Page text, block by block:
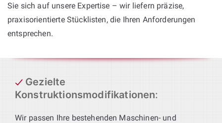
Sie sich auf unsere Expertise – wir liefern präzise,
praxisorientierte Stücklisten, die Ihren Anforderungen
entsprechen.
Gezielte
Konstruktionsmodifikationen:
Wir passen Ihre bestehenden Maschinen- und